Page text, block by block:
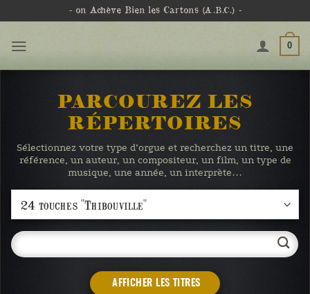
- on Achève Bien les Cartons (A.B.C.) -
0
PARCOUREZ LES
RÉPERTOIRES
Sélectionnez votre type d’orgue et recherchez un titre, une
référence, un auteur, un compositeur, un film, un type de
musique, une année, un interprète…
AFFICHER LES TITRES